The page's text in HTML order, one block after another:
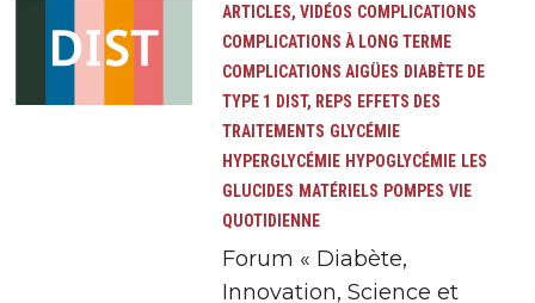
ARTICLES, VIDÉOS COMPLICATIONS
COMPLICATIONS À LONG TERME
COMPLICATIONS AIGÜES DIABÈTE DE
TYPE 1 DIST, REPS EFFETS DES
TRAITEMENTS GLYCÉMIE
HYPERGLYCÉMIE HYPOGLYCÉMIE LES
GLUCIDES MATÉRIELS POMPES VIE
QUOTIDIENNE
Forum « Diabète,
Innovation, Science et